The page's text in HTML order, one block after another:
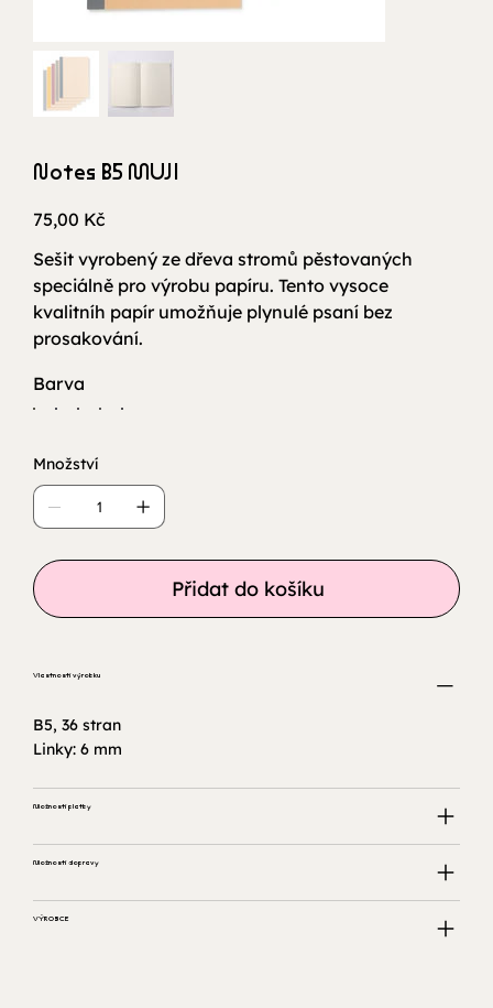
Notes B5 MUJI
Cena
75,00 Kč
Sešit vyrobený ze dřeva stromů pěstovaných
speciálně pro výrobu papíru. Tento vysoce
kvalitníh papír umožňuje plynulé psaní bez
prosakování.
Barva
Množství
Přidat do košíku
Vlastnosti výrobku
B5, 36 stran
Linky: 6 mm
Možnosti platby
Možnosti dopravy
VÝROBCE